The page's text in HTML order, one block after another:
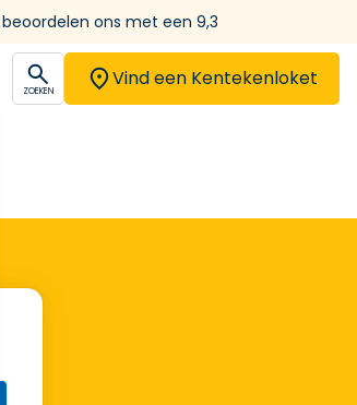
ons met een 9,3
open
ZOEKEN
Vind een Kentekenloket